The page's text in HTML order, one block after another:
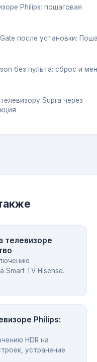
Philips: пошаговая
после установки:
без пульта: сброс и
Supra через
телевизоре
TV Hisense.
Philips:
HDR на
устранение